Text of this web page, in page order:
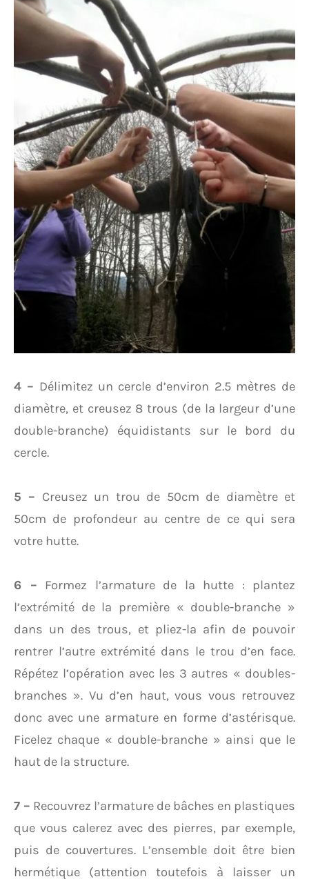
4 – Délimitez un cercle d’environ 2.5 mètres de
diamètre, et creusez 8 trous (de la largeur d’une
double-branche) équidistants sur le bord du
cercle.
5 – Creusez un trou de 50cm de diamètre et
50cm de profondeur au centre de ce qui sera
votre hutte.
6 – Formez l’armature de la hutte : plantez
l’extrémité de la première « double-branche »
dans un des trous, et pliez-la afin de pouvoir
rentrer l’autre extrémité dans le trou d’en face.
Répétez l’opération avec les 3 autres « doubles-
branches ». Vu d’en haut, vous vous retrouvez
donc avec une armature en forme d’astérisque.
Ficelez chaque « double-branche » ainsi que le
haut de la structure.
7 – Recouvrez l’armature de bâches en plastiques
que vous calerez avec des pierres, par exemple,
puis de couvertures. L’ensemble doit être bien
hermétique (attention toutefois à laisser un